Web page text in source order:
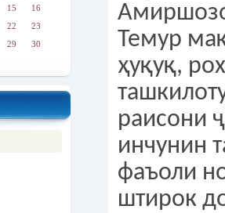
15
16
22
23
29
30
Темур
ҳуқуқ,
раисони
инчунин
фаъоли
штирок